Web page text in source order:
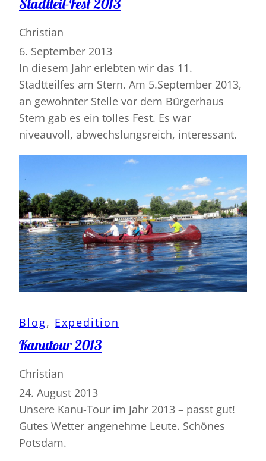
Stadtteil-Fest 2013
Christian
6. September 2013
In diesem Jahr erlebten wir das 11.
Stadtteilfes am Stern. Am 5.September 2013,
an gewohnter Stelle vor dem Bürgerhaus
Stern gab es ein tolles Fest. Es war
niveauvoll, abwechslungsreich, interessant.
Blog, Expedition
Kanutour 2013
Christian
24. August 2013
Unsere Kanu-Tour im Jahr 2013 – passt gut!
Gutes Wetter angenehme Leute. Schönes
Potsdam.